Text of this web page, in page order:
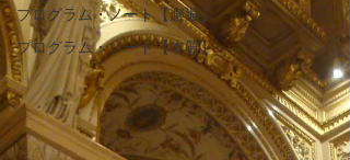
プログラム・ノート【邂逅】
プログラム・ノート【本質】